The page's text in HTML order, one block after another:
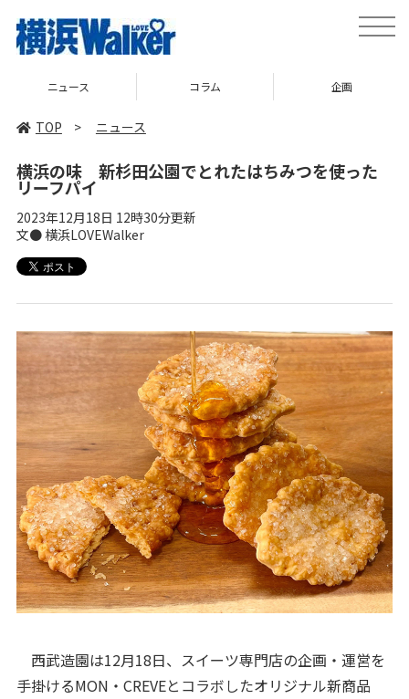
toggle
ニュース コラム 企画
TOP > ニュース
横浜の味 新杉田公園でとれたはちみつを使った
リーフパイ
2023年12月18日 12時30分更新
文● 横浜LOVEWalker
西武造園は12月18日、スイーツ専門店の企画・運営を
手掛けるMON・CREVEとコラボしたオリジナル新商品